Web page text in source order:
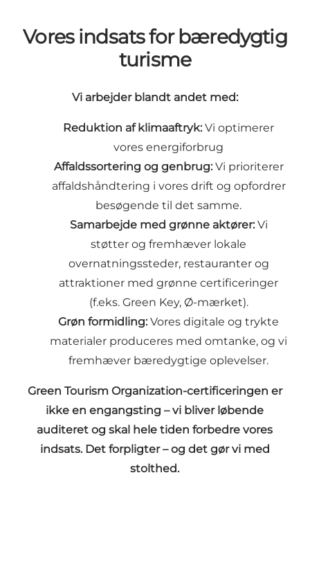
Vores indsats for bæredygtig
turisme
Vi arbejder blandt andet med:
Reduktion af klimaaftryk: Vi optimerer
vores energiforbrug
Affaldssortering og genbrug:Vi prioriterer
affaldshåndtering i vores drift og opfordrer
besøgende til det samme.
Samarbejde med grønne aktører:Vi
støtter og fremhæver lokale
overnatningssteder, restauranter og
attraktioner med grønne certificeringer
(f.eks. Green Key, Ø-mærket).
Grøn formidling: Vores digitale og trykte
materialer produceres med omtanke, og vi
fremhæver bæredygtige oplevelser.
Green Tourism Organization-certificeringen er
ikke en engangsting – vi bliver løbende
auditeret og skal hele tiden forbedre vores
indsats. Det forpligter – og det gør vi med
stolthed.